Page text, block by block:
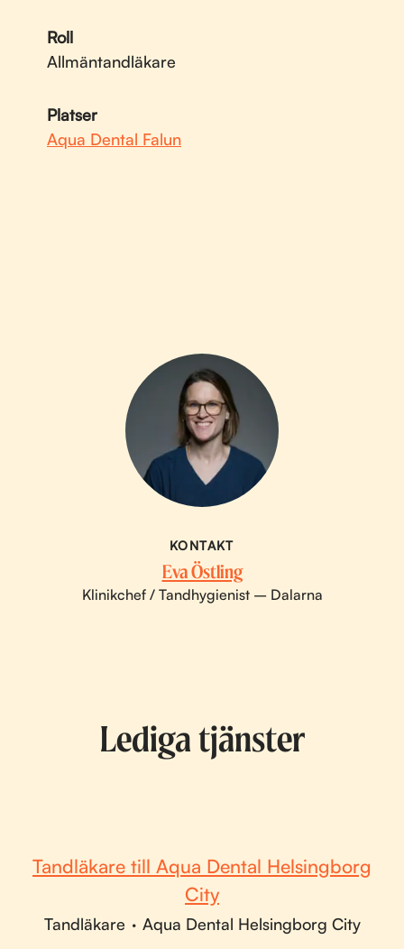
Roll
Allmäntandläkare
Platser
Aqua Dental Falun
KONTAKT
Eva Östling
Klinikchef / Tandhygienist – Dalarna
Lediga tjänster
Tandläkare till Aqua Dental Helsingborg
City
Tandläkare · Aqua Dental Helsingborg City